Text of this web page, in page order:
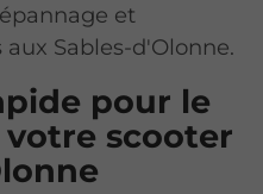
et
Sables-d'Olonne.
pour le
scooter